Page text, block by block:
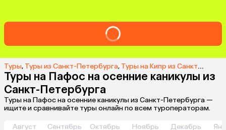
Туры, Туры из Санкт-Петербурга, Туры на Кипр из Санкт-Петербурга
Туры на Пафос на осенние каникулы из
Санкт-Петербурга
Туры на Пафос на осенние каникулы из Санкт-Петербурга —
ищите и сравнивайте туры онлайн по всем туроператорам.
Август
Сентябрь
Октябрь
Ноябрь
Декабрь